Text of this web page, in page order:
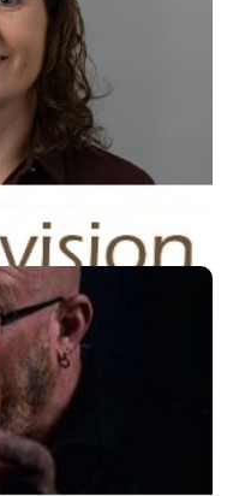
סמנכ"לית
מנכ"ל